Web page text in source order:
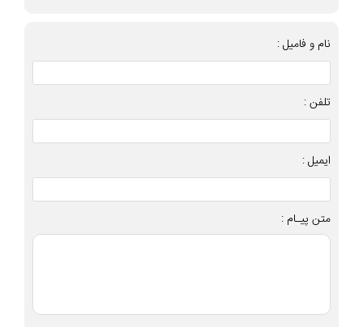
نام و فامیل :
تلفن :
ایمیل :
متن پیـام :